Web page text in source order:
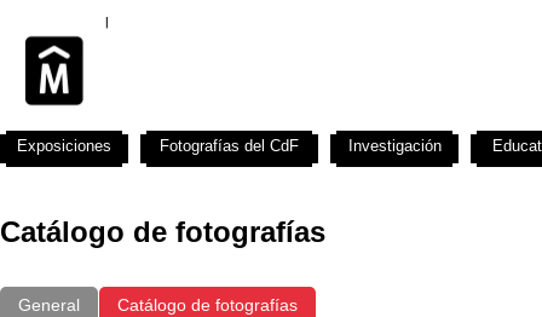
Catálogo de fotografías
General Catálogo de fotografías
Exposiciones Fotografías del CdF Investigación